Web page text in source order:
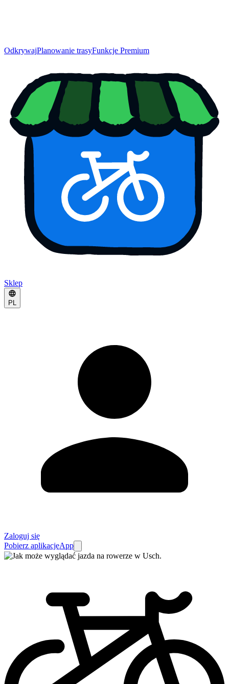
OdkrywajPlanowanie trasyFunkcje Premium
Sklep
PL
Zaloguj się
Pobierz aplikacjęApp